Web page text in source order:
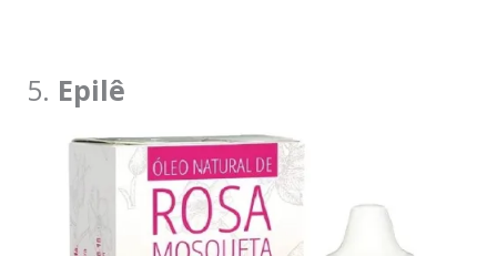
5. Epilê